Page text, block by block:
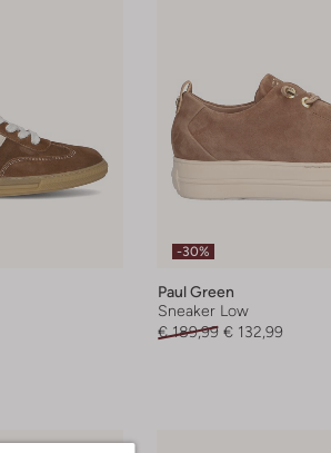
-30%
Paul Green
Sneaker Low
€ 189,99 € 132,99